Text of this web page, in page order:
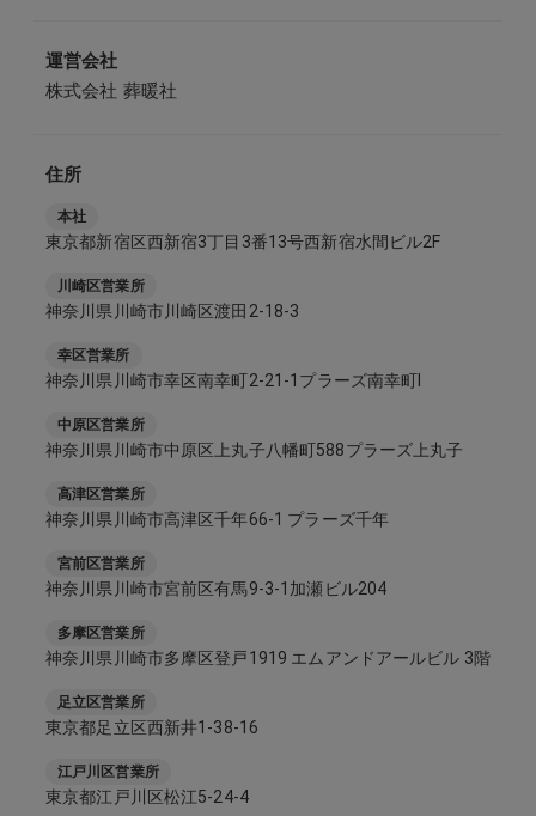
運営会社
株式会社 葬暖社
住所
本社
東京都新宿区西新宿3丁目3番13号西新宿水間ビル2F
川崎区営業所
神奈川県川崎市川崎区渡田2-18-3
幸区営業所
神奈川県川崎市幸区南幸町2-21-1プラーズ南幸町Ⅰ
中原区営業所
神奈川県川崎市中原区上丸子八幡町588プラーズ上丸子
高津区営業所
神奈川県川崎市高津区千年66-1 プラーズ千年
宮前区営業所
神奈川県川崎市宮前区有馬9-3-1加瀬ビル204
多摩区営業所
神奈川県川崎市多摩区登戸1919 エムアンドアールビル 3階
足立区営業所
東京都足立区西新井1-38-16
江戸川区営業所
東京都江戸川区松江5-24-4